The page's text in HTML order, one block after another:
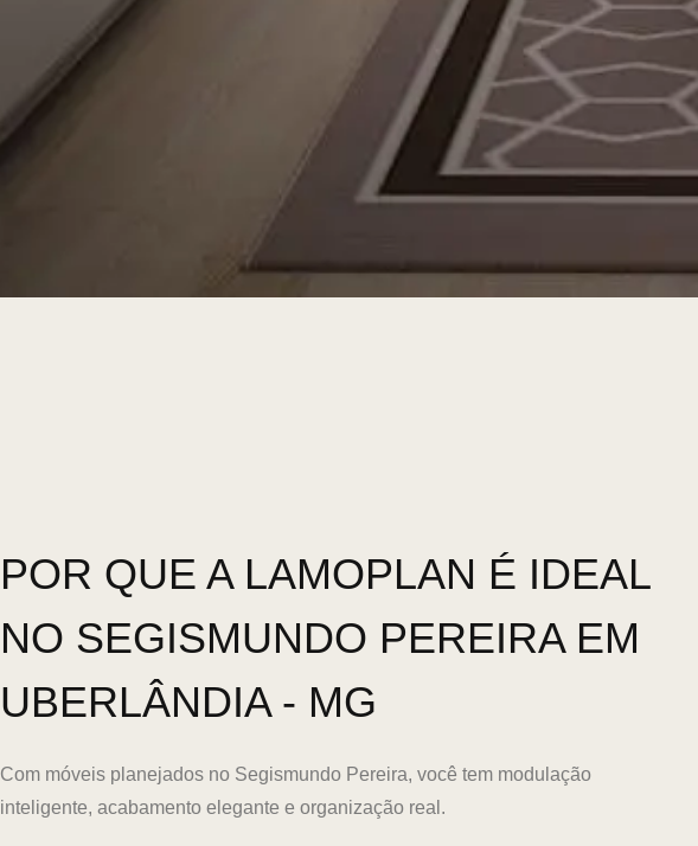
POR QUE A LAMOPLAN É IDEAL
NO SEGISMUNDO PEREIRA EM
UBERLÂNDIA - MG
Com móveis planejados no Segismundo Pereira, você tem modulação
inteligente, acabamento elegante e organização real.